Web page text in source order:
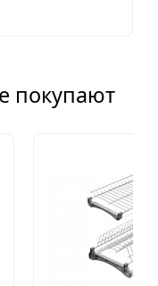
покупают